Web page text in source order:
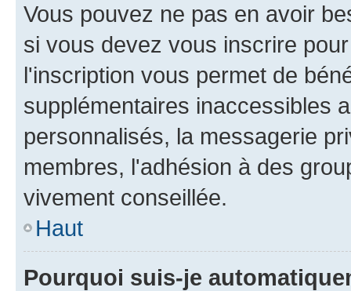
Vous pouvez ne pas en avoir
si vous devez vous inscrire
l'inscription vous permet de
supplémentaires inaccessibles
personnalisés, la messagerie
membres, l'adhésion à des
vivement conseillée.
Haut
Pourquoi suis-je